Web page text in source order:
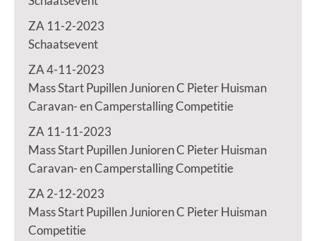
ZA 11-2-2023
Schaatsevent
ZA 4-11-2023
Mass Start Pupillen Junioren C Pieter Huisman
Caravan- en Camperstalling Competitie
ZA 11-11-2023
Mass Start Pupillen Junioren C Pieter Huisman
Caravan- en Camperstalling Competitie
ZA 2-12-2023
Mass Start Pupillen Junioren C Pieter Huisman
Competitie